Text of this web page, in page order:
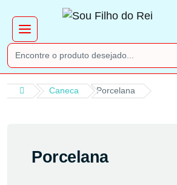
Caneca Porcelana
Porcelana